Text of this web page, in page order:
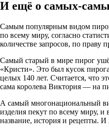
И ещё о самых-
Самым популярным видом
по всему миру, согласно
количестве запросов, по праву
Самый старый в мире пирог
«Кристи». Это был кусок
целых 140 лет. Считается, что
сама королева Виктория — на
А самый многонациональный
изделия пекут по всему миру, и
название, история и рецепты.